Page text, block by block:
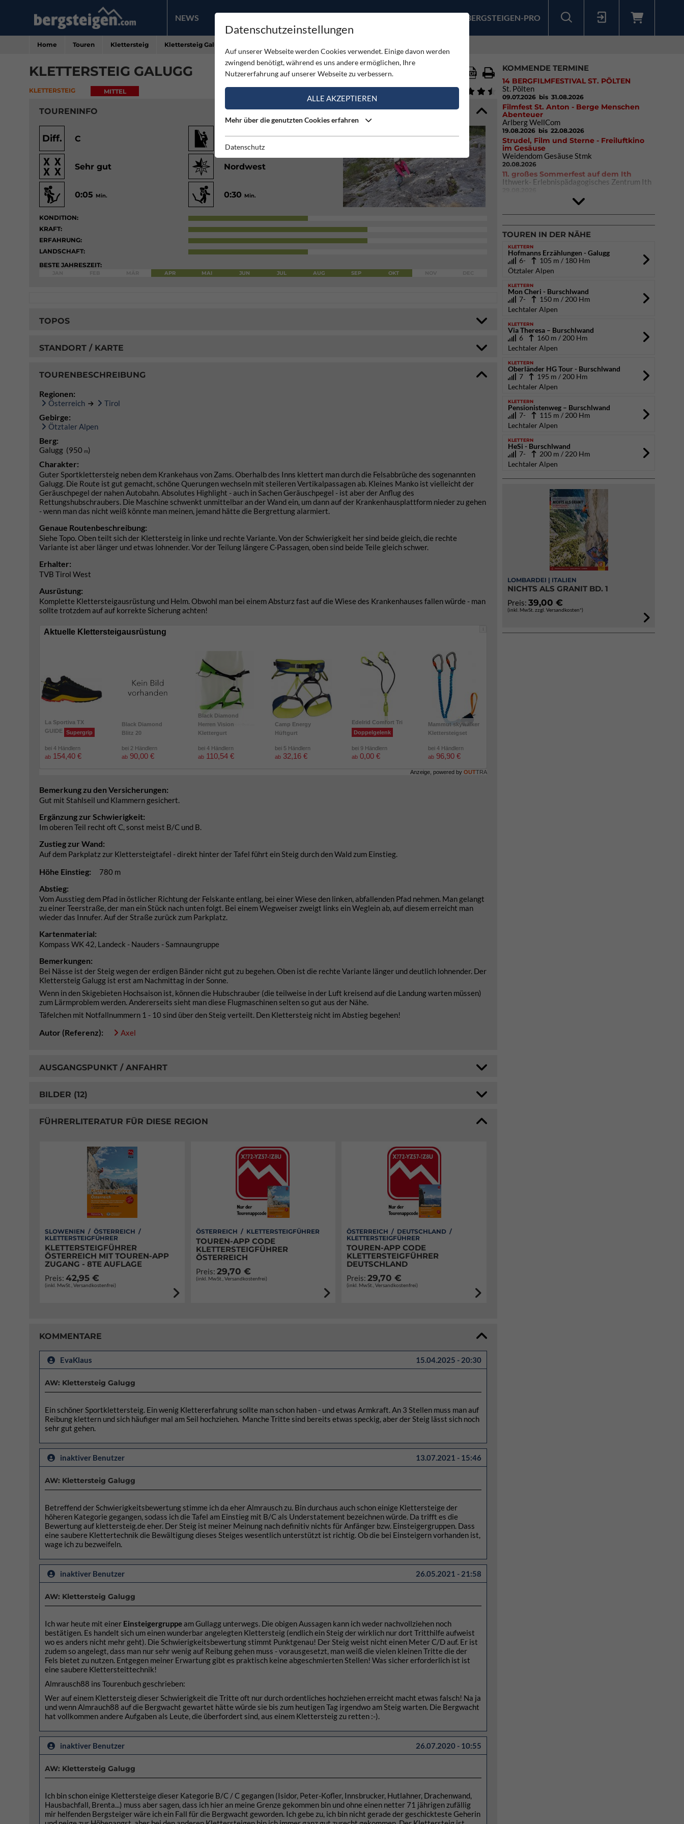
NEWS PRODUKTE BERGSTEIGEN-PRO
Home Touren Klettersteig Klettersteig Galugg
KLETTERSTEIG GALUGG
KLETTERSTEIG MITTEL
TOURENINFO
Diff. C 145Hm/ 180Hm
0:25 Min. / 1:00
Sehr gut Nordwest
0:05 Min. 0:30 Min.
KONDITION:
KRAFT:
ERFAHRUNG:
LANDSCHAFT:
BESTE JAHRESZEIT:
APR MAI JUN JUL AUG SEP OKT
TOPOS
STANDORT / KARTE
TOURENBESCHREIBUNG
Regionen:
Österreich Tirol
Gebirge:
Ötztaler Alpen
Berg:
Galugg (950 m)
Charakter:
Guter Sportklettersteig neben dem Krankehaus von Zams. Oberhalb des Inns klettert man durch die Felsabbrüche des sogenannten
Galugg. Die Route ist gut gemacht, schöne Querungen wechseln mit steileren Vertikalpassagen ab. Kleines Manko ist vielleicht der
Geräuschpegel der nahen Autobahn. Absolutes Highlight - auch in Sachen Geräuschpegel - ist aber der Anflug des
Rettungshubschraubers. Die Maschine schwenkt unmittelbar an der Wand ein, um dann auf der Krankenhausplattform nieder zu gehen
- wenn man das nicht weiß könnte man meinen, jemand hätte die Bergrettung alarmiert.
Genaue Routenbeschreibung:
Siehe Topo. Oben teilt sich der Klettersteig in linke und rechte Variante. Von der Schwierigkeit her sind beide gleich, die rechte
Variante ist aber länger und etwas lohnender. Vor der Teilung längere C-Passagen, oben sind beide Teile gleich schwer.
Erhalter:
TVB Tirol West
Ausrüstung:
Komplette Klettersteigausrüstung und Helm. Obwohl man bei einem Absturz fast auf die Wiese des Krankenhauses fallen würde - man
sollte trotzdem auf auf korrekte Sicherung achten!
i
Aktuelle Klettersteigausrüstung
La Sportiva TX
GUIDE Supergrip
bei 4 Händlern
ab 154,40 €
Black Diamond
Blitz 20
bei 2 Händlern
ab 90,00 €
Black Diamond
Herren Vision
Klettergurt
bei 4 Händlern
ab 110,54 €
Camp Energy
Hüftgurt
bei 5 Händlern
ab 32,16 €
Edelrid Comfort Tri
Doppelgelenk
bei 9 Händlern
ab 0,00 €
Mammut skywalker
Klettersteigset
bei 4 Händlern
ab 96,90 €
Anzeige, powered by OUTTRA
Bemerkung zu den Versicherungen:
Gut mit Stahlseil und Klammern gesichert.
Ergänzung zur Schwierigkeit:
Im oberen Teil recht oft C, sonst meist B/C und B.
Zustieg zur Wand:
Auf dem Parkplatz zur Klettersteigtafel - direkt hinter der Tafel führt ein Steig durch den Wald zum Einstieg.
Höhe Einstieg: 780 m
Abstieg:
Vom Ausstieg dem Pfad in östlicher Richtung der Felskante entlang, bei einer Wiese den linken, abfallenden Pfad nehmen. Man gelangt
zu einer Teerstraße, der man ein Stück nach unten folgt. Bei einem Wegweiser zweigt links ein Weglein ab, auf diesem erreicht man
wieder das Innufer. Auf der Straße zurück zum Parkplatz.
Kartenmaterial:
Kompass WK 42, Landeck - Nauders - Samnaungruppe
Bemerkungen:
Bei Nässe ist der Steig wegen der erdigen Bänder nicht gut zu begehen. Oben ist die rechte Variante länger und deutlich lohnender. Der
Klettersteig Galugg ist erst am Nachmittag in der Sonne.
Wenn in den Skigebieten Hochsaison ist, können die Hubschrauber (die teilweise in der Luft kreisend auf die Landung warten müssen)
zum Lärmproblem werden. Andererseits sieht man diese Flugmaschinen selten so gut aus der Nähe.
Täfelchen mit Notfallnummern 1 - 10 sind über den Steig verteilt. Den Klettersteig nicht im Abstieg begehen!
Autor (Referenz): Axel
AUSGANGSPUNKT / ANFAHRT
BILDER (12)
FÜHRERLITERATUR FÜR DIESE REGION
SLOWENIEN / ÖSTERREICH /
KLETTERSTEIGFÜHRER
KLETTERSTEIGFÜHRER
ÖSTERREICH MIT TOUREN-APP
ZUGANG - 8TE AUFLAGE
Preis: 42,95 €
(inkl. MwSt., Versandkostenfrei)
ÖSTERREICH / KLETTERSTEIGFÜHRER
TOUREN-APP CODE
KLETTERSTEIGFÜHRER
ÖSTERREICH
Preis: 29,70 €
(inkl. MwSt., Versandkostenfrei)
ÖSTERREICH / DEUTSCHLAND /
KLETTERSTEIGFÜHRER
TOUREN-APP CODE
KLETTERSTEIGFÜHRER
DEUTSCHLAND
Preis:29,70 €
(inkl. MwSt., Versandkostenfrei)
KOMMENTARE
EvaKlaus 15.04.2025 - 20:30
AW: Klettersteig Galugg
Ein schöner Sportklettersteig. Ein wenig Klettererfahrung sollte man schon haben - und etwas Armkraft. An 3 Stellen muss man auf
Reibung klettern und sich häufiger mal am Seil hochziehen. Manche Tritte sind bereits etwas speckig, aber der Steig lässt sich noch
sehr gut gehen.
inaktiver Benutzer 13.07.2021 - 15:46
AW: Klettersteig Galugg
Betreffend der Schwierigkeitsbewertung stimme ich da eher Almrausch zu. Bin durchaus auch schon einige Klettersteige der
höheren Kategorie gegangen, sodass ich die Tafel am Einstieg mit B/C als Understatement bezeichnen würde. Da trifft es die
Bewertung auf klettersteig.de eher. Der Steig ist meiner Meinung nach definitiv nichts für Anfänger bzw. Einsteigergruppen. Dass
eine saubere Klettertechnik die Bewältigung dieses Steiges wesentlich unterstützt ist richtig. Ob die bei Einsteigern vorhanden ist,
wage ich zu bezweifeln.
inaktiver Benutzer 26.05.2021 - 21:58
AW: Klettersteig Galugg
Ich war heute mit einer Einsteigergruppeam Gullagg unterwegs. Die obigen Aussagen kann ich weder nachvollziehen noch
bestätigen. Es handelt sich um einen wunderbar angelegten Klettersteig (endlich ein Steig der wirklich nur dort Tritthilfe aufweist
wo es anders nicht mehr geht). Die Schwierigkeitsbewertung stimmt Punktgenau! Der Steig weist nicht einen Meter C/D auf. Er ist
zudem so angelegt, dass man nur sehr wenig auf Reibung gehen muss - vorausgesetzt, man weiß die vielen kleinen Tritte die der
Fels bietet zu nutzen. Entgegen meiner Erwartung gibt es praktisch keine abgeschmierten Stellen! Was sicher erforderlich ist ist
eine saubere Klettersteittechnik!
Almrausch88 ins Tourenbuch geschrieben:
Wer auf einem Klettersteig dieser Schwierigkeit die Tritte oft nur durch ordentliches hochziehen erreicht macht etwas falsch! Na ja
und wenn Almrauch88 auf die Bergwacht gewartet hätte würde sie bis zum heutigen Tag irgendwo am Steig warten. Die Bergwacht
hat vollkommen andere Aufgaben als Leute, die überfordert sind, aus einem Klettersteig zu retten :-).
inaktiver Benutzer 26.07.2020 - 10:55
AW: Klettersteig Galugg
Ich bin schon einige Klettersteige dieser Kategorie B/C / C gegangen (Isidor, Peter-Kofler, Innsbrucker, Hutlahner, Drachenwand,
Hausbachfall, Brenta...) muss aber sagen, dass ich hier an meine Grenze gekommen bin und ohne einen netter 71 jährigen zufällig
mir helfenden Bergsteiger wäre ich ein Fall für die Bergwacht geworden. Ich gebe zu, ich bin nicht gerade der geschickteste Geherin
KOMMENDE TERMINE
14 BERGFILMFESTIVAL ST. PÖLTEN
St. Pölten
09.07.2026 bis 31.08.2026
Filmfest St. Anton - Berge Menschen
Abenteuer
Arlberg WellCom
19.08.2026 bis 22.08.2026
Strudel, Film und Sterne - Freiluftkino
im Gesäuse
Weidendom Gesäuse Stmk
20.08.2026
11. großes Sommerfest auf dem Ith
Ithwerk- Erlebnispädagogisches Zentrum Ith
DAV Kletter- & Boulderzentrum München
Süd (Thalkirchen)
TOUREN IN DER NÄHE
KLETTERN
Hofmanns Erzählungen - Galugg
6-
105 m / 180 Hm
Ötztaler Alpen
KLETTERN
Mon Cheri - Burschlwand
7-
150 m / 200 Hm
Lechtaler Alpen
KLETTERN
Via Theresa – Burschlwand
6
160 m / 200 Hm
Lechtaler Alpen
KLETTERN
Oberländer HG Tour - Burschlwand
7
195 m / 200 Hm
Lechtaler Alpen
KLETTERN
Pensionistenweg – Burschlwand
7-
115 m / 200 Hm
Lechtaler Alpen
KLETTERN
HeSi - Burschlwand
7-
200 m / 220 Hm
Lechtaler Alpen
LOMBARDEI | ITALIEN
NICHTS ALS GRANIT BD. 1
Preis: 39,00 €
(inkl. MwSt. zzgl. Versandkosten*)
Datenschutzeinstellungen
Auf unserer Webseite werden Cookies verwendet. Einige davon werden
zwingend benötigt, während es uns andere ermöglichen, Ihre
Nutzererfahrung auf unserer Webseite zu verbessern.
ALLE AKZEPTIEREN
Mehr über die genutzten Cookies erfahren
Datenschutz